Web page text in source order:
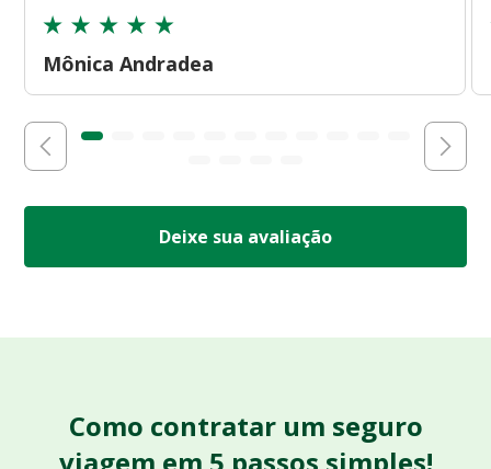
Mônica Andradea
Deixe sua avaliação
Como contratar um seguro
viagem em 5 passos simples!